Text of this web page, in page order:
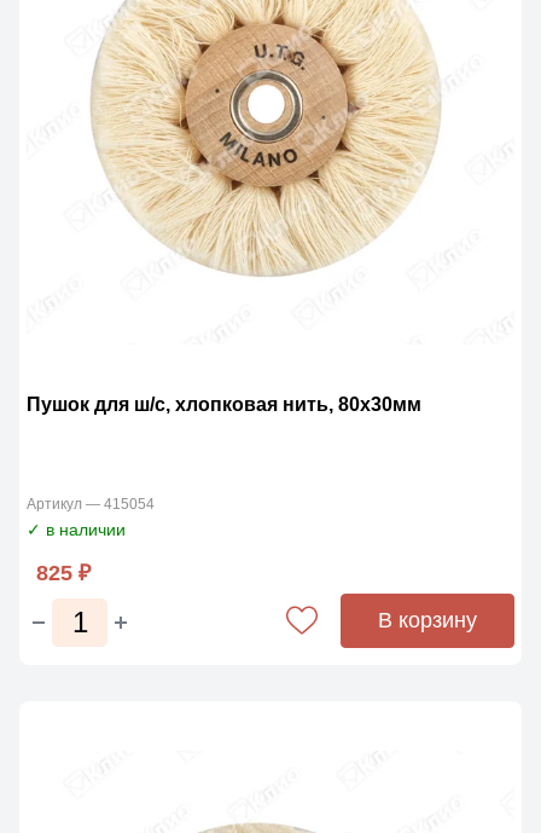
Пушок для ш/с, хлопковая нить, 80х30мм
Артикул — 415054
✓ в наличии
825 ₽
В корзину